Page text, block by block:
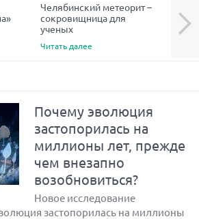
Челябинский метеорит –
сокровищница для
ученых
Читать далее
Next
Почему эволюция
застопорилась на
миллионы лет, прежде
чем внезапно
возобновиться?
Новое исследование
застопорилась на миллионы